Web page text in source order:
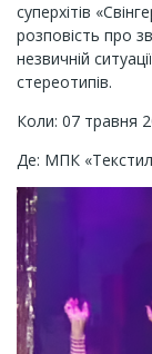
суперхітів
розповість про
незвичній
стереотипів.
Коли: 07 травня
Де: МПК